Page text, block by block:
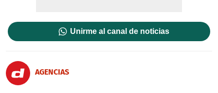
Unirme al canal de noticias
AGENCIAS